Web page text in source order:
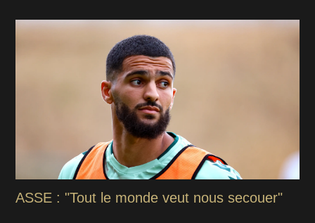
ASSE : "Tout le monde veut nous secouer"